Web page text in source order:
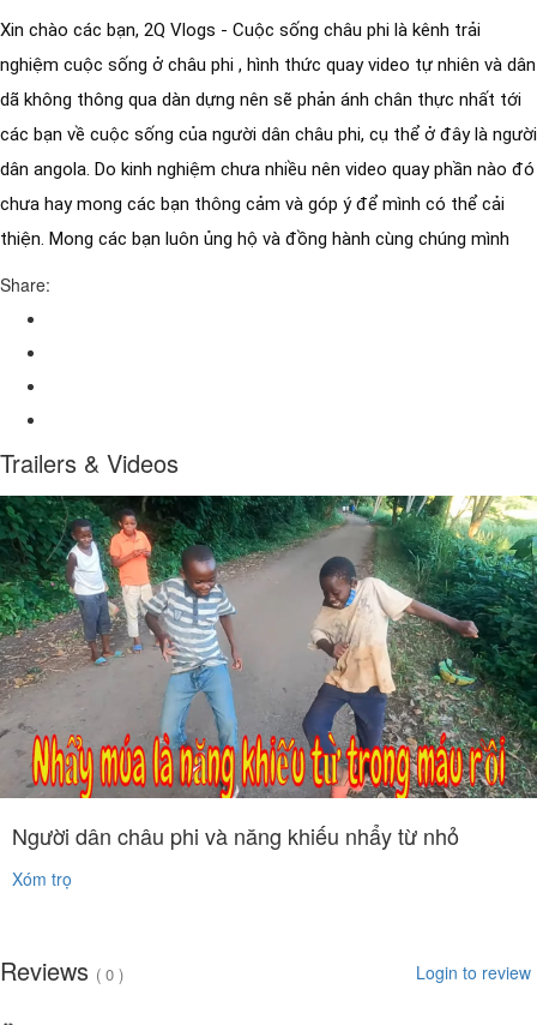
Xin chào các bạn, 2Q Vlogs - Cuộc sống châu phi là kênh trải
nghiệm cuộc sống ở châu phi , hình thức quay video tự nhiên và dân
dã không thông qua dàn dựng nên sẽ phản ánh chân thực nhất tới
các bạn về cuộc sống của người dân châu phi, cụ thể ở đây là người
dân angola. Do kinh nghiệm chưa nhiều nên video quay phần nào đó
chưa hay mong các bạn thông cảm và góp ý để mình có thể cải
thiện. Mong các bạn luôn ủng hộ và đồng hành cùng chúng mình
Share:
Trailers & Videos
Người dân châu phi và năng khiếu nhẩy từ nhỏ
Xóm trọ
Reviews ( 0 ) Login to review